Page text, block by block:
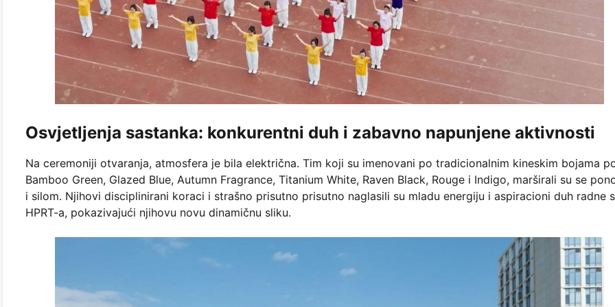
Osvjetljenja sastanka: konkurentni duh i zabavno napunjene aktivnosti
Na ceremoniji otvaranja, atmosfera je bila električna. Tim koji su imenovani po tradicionalnim kineskim bojama
Bamboo Green, Glazed Blue, Autumn Fragrance, Titanium White, Raven Black, Rouge i Indigo, marširali su se
i silom. Njihovi disciplinirani koraci i strašno prisutno prisutno naglasili su mladu energiju i aspiracioni duh radne
HPRT-a, pokazivajući njihovu novu dinamičnu sliku.